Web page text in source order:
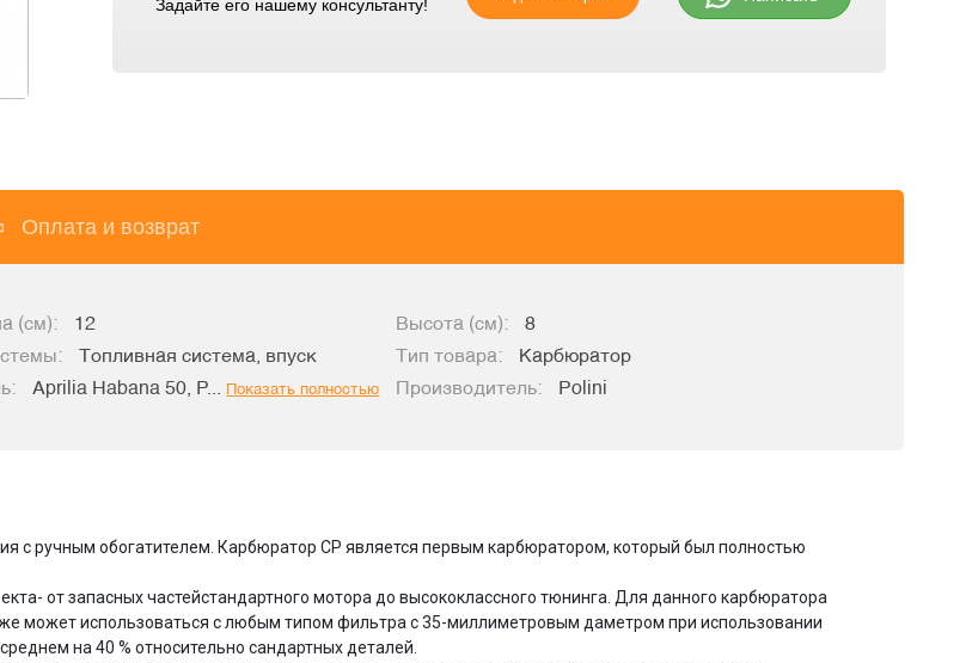
Задайте его нашему консультанту!
Оплата и возврат
(см): 12 Высота (см):
8
Топливная система, впуск Тип товара:
Карбюратор
Aprilia Habana 50, P... Показать полностью Производитель: Polini
с ручным обогатителем. Карбюратор CP является первым карбюратором, который был полностью
от запасных частейстандартного мотора до высококлассного тюнинга. Для данного карбюратора
может использоваться с любым типом фильтра с 35-миллиметровым даметром при использовании
на 40 % относительно сандартных деталей.